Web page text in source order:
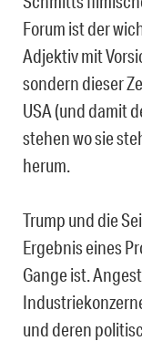
Forum ist der
Adjektiv mit
sondern dieser
USA (und damit
stehen wo sie
herum.
Trump und die
Ergebnis eines
Gange ist.
und deren